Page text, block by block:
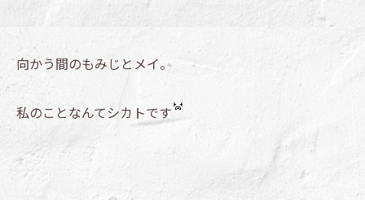
向かう間のもみじとメイ。
私のことなんてシカトです